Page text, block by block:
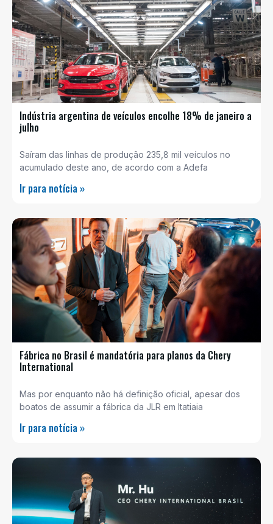
Indústria argentina de veículos encolhe 18% de janeiro a
julho
Saíram das linhas de produção 235,8 mil veículos no
acumulado deste ano, de acordo com a Adefa
Ir para notícia »
Fábrica no Brasil é mandatória para planos da Chery
International
Mas por enquanto não há definição oficial, apesar dos
boatos de assumir a fábrica da JLR em Itatiaia
Ir para notícia »